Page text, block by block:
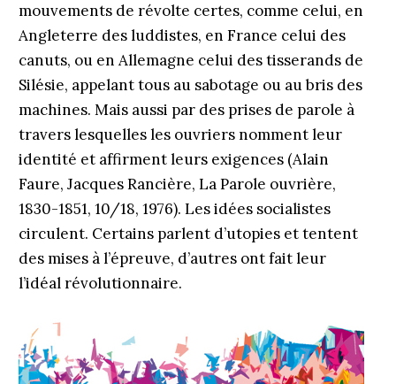
mouvements de révolte certes, comme celui, en
Angleterre des luddistes, en France celui des
canuts, ou en Allemagne celui des tisserands de
Silésie, appelant tous au sabotage ou au bris des
machines. Mais aussi par des prises de parole à
travers lesquelles les ouvriers nomment leur
identité et affirment leurs exigences (Alain
Faure, Jacques Rancière, La Parole ouvrière,
1830-1851, 10/18, 1976). Les idées socialistes
circulent. Certains parlent d’utopies et tentent
des mises à l’épreuve, d’autres ont fait leur
l’idéal révolutionnaire.